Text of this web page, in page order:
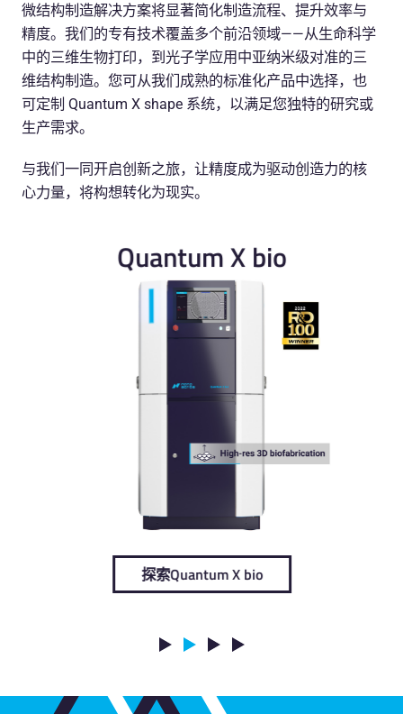
微结构制造解决方案将显著简化制造流程、提升效率与
精度。我们的专有技术覆盖多个前沿领域——从生命科学
中的三维生物打印，到光子学应用中亚纳米级对准的三
维结构制造。您可从我们成熟的标准化产品中选择，也
可定制 Quantum X shape 系统，以满足您独特的研究或
生产需求。
与我们一同开启创新之旅，让精度成为驱动创造力的核
心力量，将构想转化为现实。
Quantum X align